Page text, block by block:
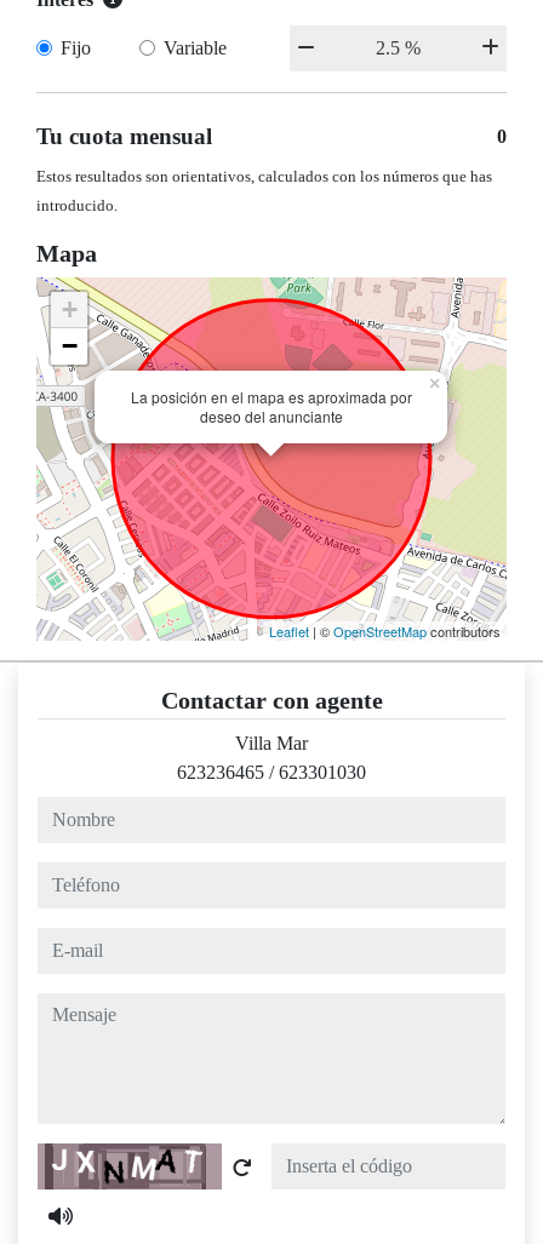
Fijo Variable
Tu cuota mensual 0
Estos resultados son orientativos, calculados con los números que has
introducido.
Mapa
La posición en el mapa es aproximada por
deseo del anunciante
×
+
−
Leaflet| ©OpenStreetMapcontributors
Contactar con agente
Villa Mar
623236465 /623301030
nombre
teléfono
e-mail
mensaje
Captcha